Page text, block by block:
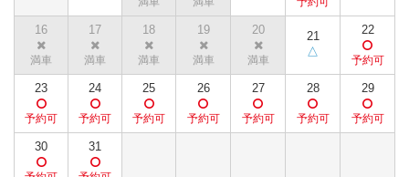
16 17 18 19 20 21 22
23 24 25 26 27 28 29
30 31